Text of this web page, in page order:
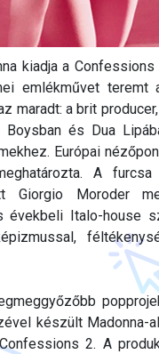
kiadja a
emlékművet
maradt: a brit
és Dua
Európai
A
Giorgio Moroder
Italo-house
készült Madonna-
2. A